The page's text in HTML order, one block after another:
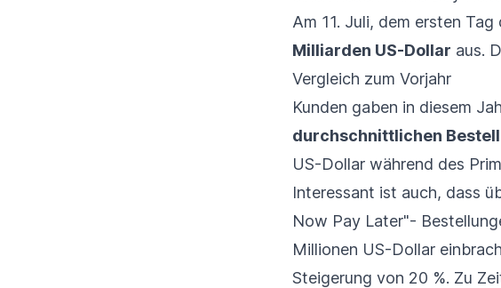
Am 11. Juli, dem ersten
Milliarden US-Dollar aus.
Vergleich zum Vorjahr
Kunden gaben in diesem
durchschnittlichen
US-Dollar während des
Interessant ist auch, dass
Now Pay Later"-
Millionen US-Dollar
Steigerung von 20 %. Zu